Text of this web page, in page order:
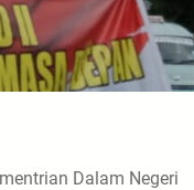
Dalam Negeri